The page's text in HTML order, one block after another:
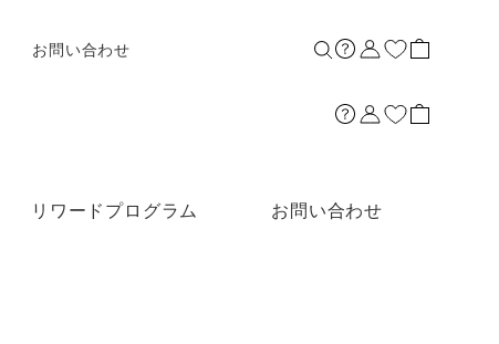
リワードプログラム お問い合わせ
お問い合わせ